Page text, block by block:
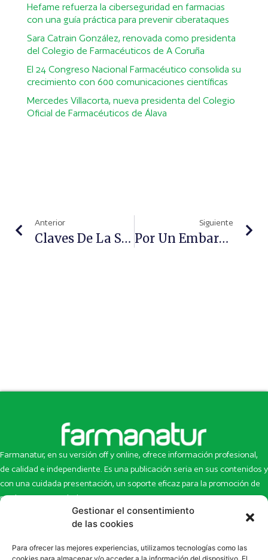
Gestionar el consentimiento
de las cookies
Para ofrecer las mejores experiencias, utilizamos tecnologías como las
Hefame refuerza la ciberseguridad en farmacias
con una guía práctica para prevenir ciberataques
Sara Catrain González, renovada como presidenta
del Colegio de Farmacéuticos de A Coruña
El 24 Congreso Nacional Farmacéutico consolida su
crecimiento con 600 comunicaciones científicas
Mercedes Villacorta, nueva presidenta del Colegio
Oficial de Farmacéuticos de Álava
Anterior
Claves De La Salud Bucal De Los Más Pequeños
Siguiente
Por Un Embarazo Sano Y Feliz
Farmanatur, en su versión off y online, ofrece información profesional,
de calidad e independiente. Es una publicación seria en sus contenidos y
con una cuidada presentación, un soporte eficaz para la promoción de
productos y novedades.
Inicio
Newsletter
Artículos